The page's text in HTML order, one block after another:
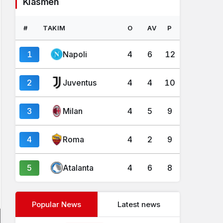
# TAKIM O AV P
1 Napoli 4 6 12
2 Juventus 4 4 10
3 Milan 4 5 9
4 Roma 4 2 9
5 Atalanta 4 6 8
Popular News Latest news